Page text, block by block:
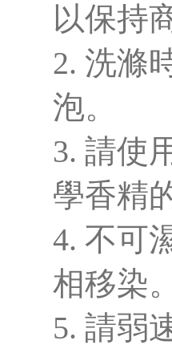
以保持
2. 洗滌
泡。
3. 請使
學香精
4. 不可
相移染。
5. 請弱